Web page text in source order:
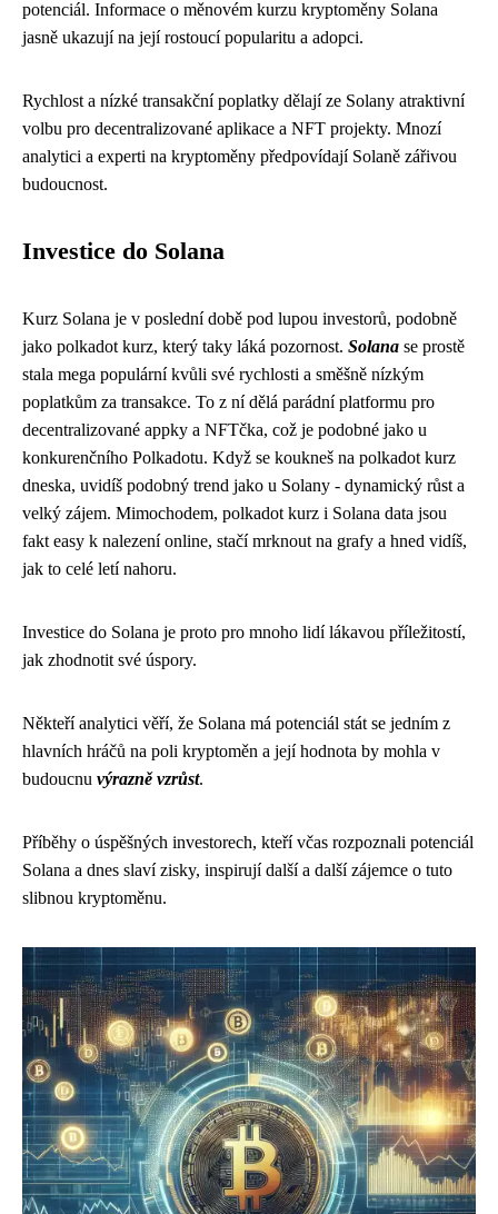
potenciál. Informace o měnovém kurzu kryptoměny Solana
jasně ukazují na její rostoucí popularitu a adopci.
Rychlost a nízké transakční poplatky dělají ze Solany atraktivní
volbu pro decentralizované aplikace a NFT projekty. Mnozí
analytici a experti na kryptoměny předpovídají Solaně zářivou
budoucnost.
Investice do Solana
Kurz Solana je v poslední době pod lupou investorů, podobně
jako polkadot kurz, který taky láká pozornost. Solana se prostě
stala mega populární kvůli své rychlosti a směšně nízkým
poplatkům za transakce. To z ní dělá parádní platformu pro
decentralizované appky a NFTčka, což je podobné jako u
konkurenčního Polkadotu. Když se koukneš na polkadot kurz
dneska, uvidíš podobný trend jako u Solany - dynamický růst a
velký zájem. Mimochodem, polkadot kurz i Solana data jsou
fakt easy k nalezení online, stačí mrknout na grafy a hned vidíš,
jak to celé letí nahoru.
Investice do Solana je proto pro mnoho lidí lákavou příležitostí,
jak zhodnotit své úspory.
Někteří analytici věří, že Solana má potenciál stát se jedním z
hlavních hráčů na poli kryptoměn a její hodnota by mohla v
budoucnu výrazně vzrůst.
Příběhy o úspěšných investorech, kteří včas rozpoznali potenciál
Solana a dnes slaví zisky, inspirují další a další zájemce o tuto
slibnou kryptoměnu.